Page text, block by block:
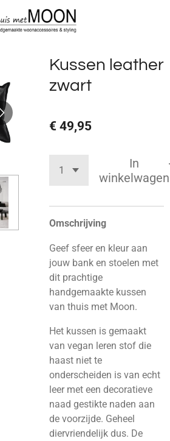
Kussen leather
zwart
€ 49,95
In
winkelwagen
Omschrijving
Geef sfeer en kleur aan
jouw bank en stoelen met
dit prachtige
handgemaakte kussen
van thuis met Moon.
Het kussen is gemaakt
van vegan leren stof die
haast niet te
onderscheiden is van echt
leer met een decoratieve
naad gestikte naden aan
de voorzijde. Geheel
diervriendelijk dus. De